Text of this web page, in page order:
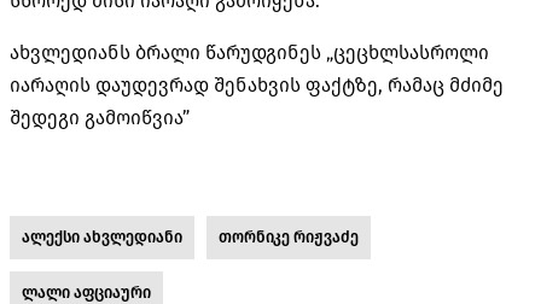
ახვლედიანს ბრალი წარუდგინეს „ცეცხლსასროლი
იარაღის დაუდევრად შენახვის ფაქტზე, რამაც მძიმე
შედეგი გამოიწვია”
ალექსი ახვლედიანი თორნიკე რიჟვაძე
ლალი აფციაური